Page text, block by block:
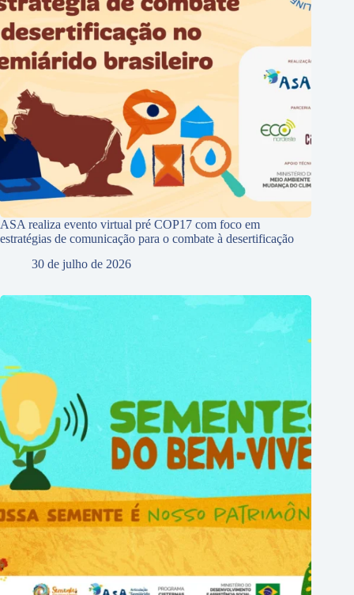
ASA realiza evento virtual pré COP17 com foco em
estratégias de comunicação para o combate à desertificação
30 de julho de 2026